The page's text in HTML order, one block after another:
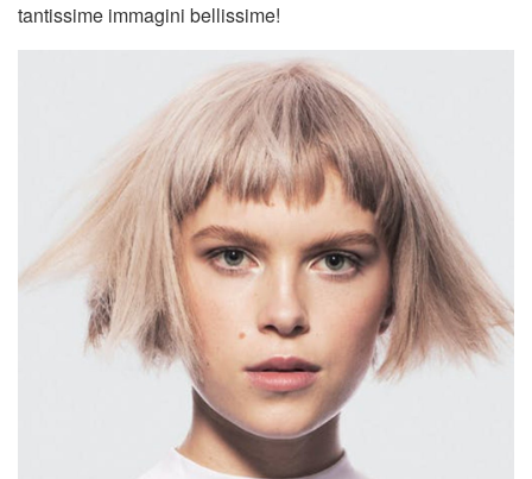
tantissime immagini bellissime!